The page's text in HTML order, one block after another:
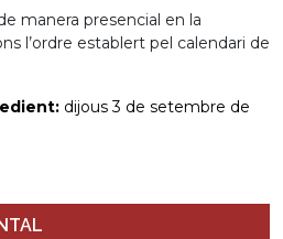
manera presencial en la
l’ordre establert pel calendari de
dijous 3 de setembre de